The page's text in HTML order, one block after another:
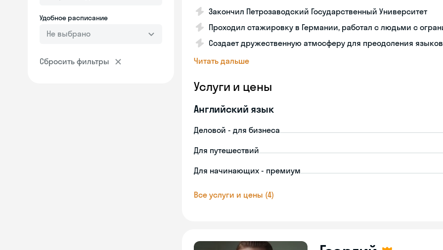
Удобное расписание
Не выбрано
Сбросить фильтры
Закончил Петрозаводский Государственный Университет
Проходил стажировку в Германии, работал с людьми с
Создает дружественную атмосферу для преодоления
Читать дальше
Услуги и цены
Английский язык
Деловой - для бизнеса
Для путешествий
Для начинающих - премиум
Все услуги и цены (4)